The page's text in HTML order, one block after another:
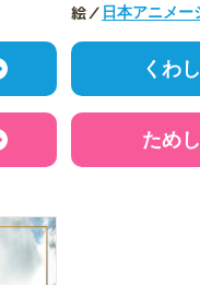
絵／ 日本アニメー
くわ
ため